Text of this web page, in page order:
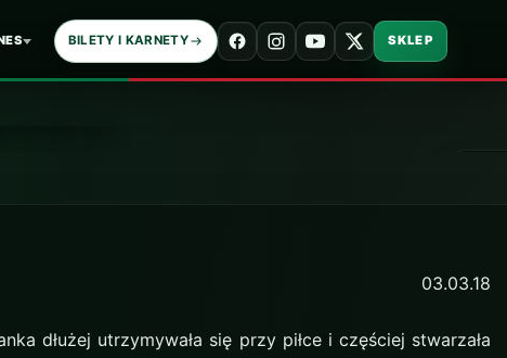
BILETY I KARNETY SKLEP
03.03.18
dłużej utrzymywała się przy piłce i częściej stwarzała